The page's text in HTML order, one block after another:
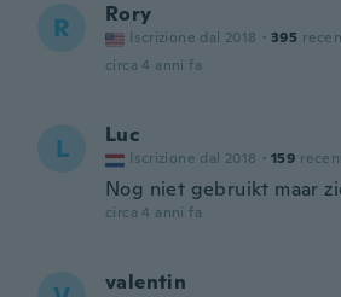
R Rory
Iscrizione dal 2018 · 395
circa 4 anni fa
L Luc
Iscrizione dal 2018 · 159
Nog niet gebruikt maar
circa 4 anni fa
valentin